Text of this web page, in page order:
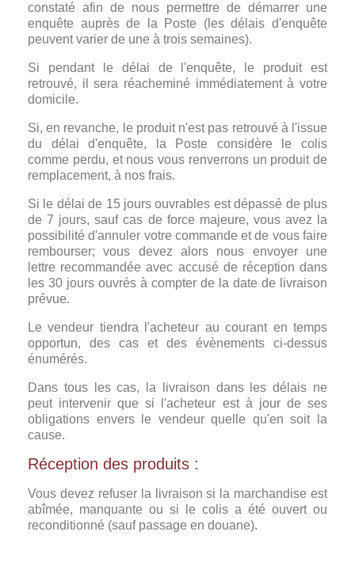
constaté afin de nous permettre de démarrer une
enquête auprès de la Poste (les délais d'enquête
peuvent varier de une à trois semaines).
Si pendant le délai de l'enquête, le produit est
retrouvé, il sera réacheminé immédiatement à votre
domicile.
Si, en revanche, le produit n'est pas retrouvé à l'issue
du délai d'enquête, la Poste considère le colis
comme perdu, et nous vous renverrons un produit de
remplacement, à nos frais.
Si le délai de 15 jours ouvrables est dépassé de plus
de 7 jours, sauf cas de force majeure, vous avez la
possibilité d'annuler votre commande et de vous faire
rembourser; vous devez alors nous envoyer une
lettre recommandée avec accusé de réception dans
les 30 jours ouvrés à compter de la date de livraison
prévue.
Le vendeur tiendra l'acheteur au courant en temps
opportun, des cas et des évènements ci-dessus
énumérés.
Dans tous les cas, la livraison dans les délais ne
peut intervenir que si l'acheteur est à jour de ses
obligations envers le vendeur quelle qu'en soit la
cause.
Réception des produits :
Vous devez refuser la livraison si la marchandise est
abîmée, manquante ou si le colis a été ouvert ou
reconditionné (sauf passage en douane).